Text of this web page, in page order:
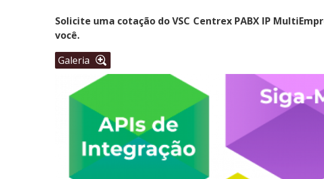
Solicite uma cotação do VSC Centrex PABX IP
você.
Galeria